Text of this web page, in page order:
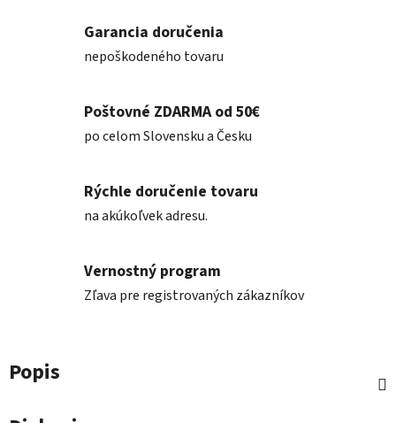
Garancia doručenia
nepoškodeného tovaru
Poštovné ZDARMA od 50€
po celom Slovensku a Česku
Rýchle doručenie tovaru
na akúkoľvek adresu.
Vernostný program
Zľava pre registrovaných zákazníkov
Popis